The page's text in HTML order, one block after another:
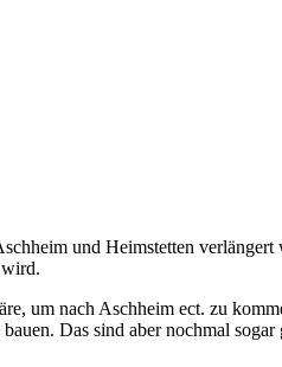
und Heimstetten
um nach Aschheim ect. zu
Das sind aber nochmal